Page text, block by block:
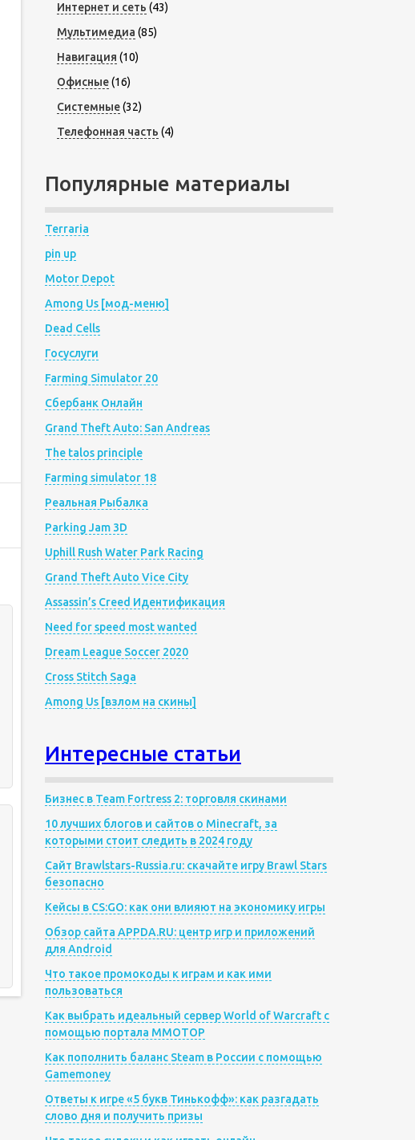
Интернет и сеть (43)
Мультимедиа (85)
Навигация (10)
Офисные(16)
Системные(32)
Телефонная часть (4)
Популярные материалы
Terraria
pin up
Motor Depot
Among Us [мод-меню]
Dead Cells
Госуслуги
Farming Simulator 20
Сбербанк Онлайн
Grand Theft Auto: San Andreas
The talos principle
Farming simulator 18
Реальная Рыбалка
Parking Jam 3D
Uphill Rush Water Park Racing
Grand Theft Auto Vice City
Assassin’s Creed Идентификация
Need for speed most wanted
Dream League Soccer 2020
Cross Stitch Saga
Among Us [взлом на скины]
Интересные статьи
Бизнес в Team Fortress 2: торговля скинами
10 лучших блогов и сайтов о Minecraft, за
которыми стоит следить в 2024 году
Сайт Brawlstars-Russia.ru: скачайте игру Brawl Stars
безопасно
Кейсы в CS:GO: как они влияют на экономику игры
Обзор сайта APPDA.RU: центр игр и приложений
для Android
Что такое промокоды к играм и как ими
пользоваться
Как выбрать идеальный сервер World of Warcraft с
помощью портала MMOTOP
Как пополнить баланс Steam в России с помощью
Gamemoney
Ответы к игре «5 букв Тинькофф»: как разгадать
слово дня и получить призы